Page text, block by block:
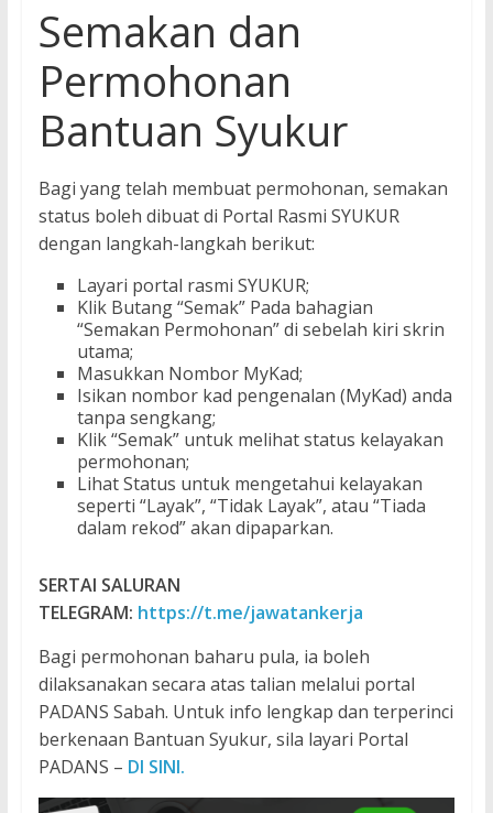
Semakan dan
Permohonan
Bantuan Syukur
Bagi yang telah membuat permohonan, semakan
status boleh dibuat di Portal Rasmi SYUKUR
dengan langkah-langkah berikut:
Layari portal rasmi SYUKUR;
Klik Butang “Semak” Pada bahagian
“Semakan Permohonan” di sebelah kiri skrin
utama;
Masukkan Nombor MyKad;
Isikan nombor kad pengenalan (MyKad) anda
tanpa sengkang;
Klik “Semak” untuk melihat status kelayakan
permohonan;
Lihat Status untuk mengetahui kelayakan
seperti “Layak”, “Tidak Layak”, atau “Tiada
dalam rekod” akan dipaparkan.
SERTAI SALURAN
TELEGRAM: https://t.me/jawatankerja
Bagi permohonan baharu pula, ia boleh
dilaksanakan secara atas talian melalui portal
PADANS Sabah. Untuk info lengkap dan terperinci
berkenaan Bantuan Syukur, sila layari Portal
PADANS – DI SINI.